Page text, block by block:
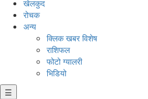
खेलकुद
रोचक
अन्य
क्लिक खबर विशेष
राशिफल
फोटो ग्यालरी
भिडियो
☰